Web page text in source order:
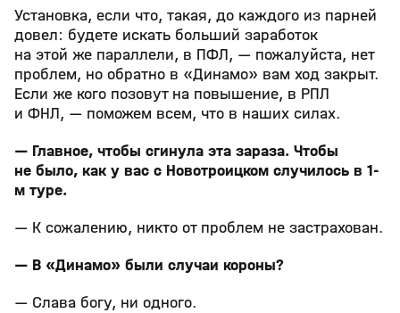
Установка, если что, такая, до каждого из парней
довел: будете искать больший заработок
на этой же параллели, в ПФЛ, — пожалуйста, нет
проблем, но обратно в «Динамо» вам ход закрыт.
Если же кого позовут на повышение, в РПЛ
и ФНЛ, — поможем всем, что в наших силах.
— Главное, чтобы сгинула эта зараза. Чтобы
не было, как у вас с Новотроицком случилось в 1-
м туре.
— К сожалению, никто от проблем не застрахован.
— В «Динамо» были случаи короны?
— Слава богу, ни одного.